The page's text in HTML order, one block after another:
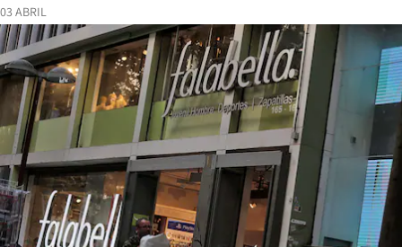
03 ABRIL